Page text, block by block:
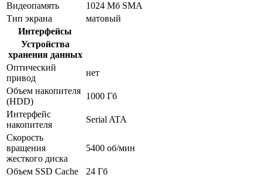
Видеопамять
1024 Мб SMA
Тип экрана
матовый
Интерфейсы
Устройства
хранения данных
Оптический
привод
нет
Объем накопителя
(HDD)
1000 Гб
Интерфейс
накопителя
Serial ATA
Скорость
вращения
жесткого диска
5400 об/мин
Объем SSD Cache
24 Гб